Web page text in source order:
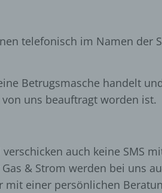
telefonisch im Namen der
Betrugsmasche handelt
uns beauftragt worden ist.
auch keine SMS
& Strom werden bei uns
mit einer persönlichen